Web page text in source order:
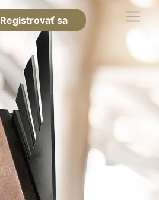
Registrovať sa